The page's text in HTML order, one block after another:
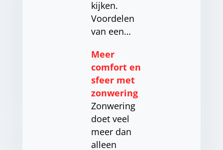
kijken.
Voordelen
van een…
Meer
comfort en
sfeer met
zonwering
Zonwering
doet veel
meer dan
alleen